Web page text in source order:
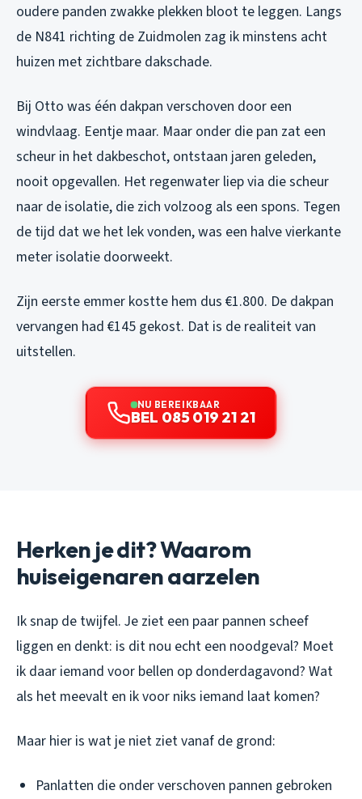
oudere panden zwakke plekken bloot te leggen. Langs
de N841 richting de Zuidmolen zag ik minstens acht
huizen met zichtbare dakschade.
Bij Otto was één dakpan verschoven door een
windvlaag. Eentje maar. Maar onder die pan zat een
scheur in het dakbeschot, ontstaan jaren geleden,
nooit opgevallen. Het regenwater liep via die scheur
naar de isolatie, die zich volzoog als een spons. Tegen
de tijd dat we het lek vonden, was een halve vierkante
meter isolatie doorweekt.
Zijn eerste emmer kostte hem dus €1.800. De dakpan
vervangen had €145 gekost. Dat is de realiteit van
uitstellen.
NU BEREIKBAAR
BEL 085 019 21 21
Herken je dit? Waarom
huiseigenaren aarzelen
Ik snap de twijfel. Je ziet een paar pannen scheef
liggen en denkt: is dit nou echt een noodgeval? Moet
ik daar iemand voor bellen op donderdagavond? Wat
als het meevalt en ik voor niks iemand laat komen?
Maar hier is wat je niet ziet vanaf de grond:
Panlatten die onder verschoven pannen gebroken